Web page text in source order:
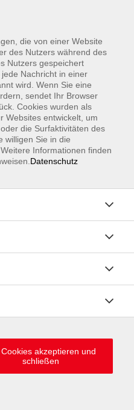
jetzt ohne
–alle Infos
die von einer Website
des Nutzers während des
Nutzers gespeichert
Nachricht in einer
wird. Wenn Sie eine
sendet Ihr Browser
Cookies wurden als
Websites entwickelt, um
die Surfaktivitäten des
willigen Sie in die
Informationen finden
Datenschutz
akzeptieren und
schließen